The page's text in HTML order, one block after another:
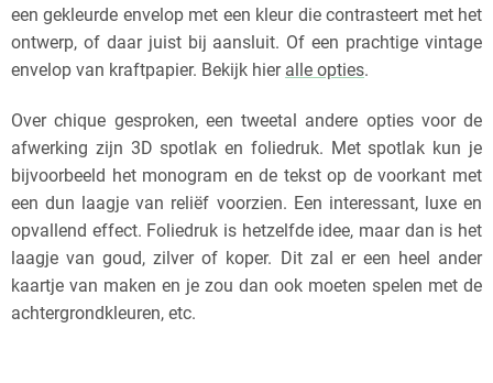
een gekleurde envelop met een kleur die contrasteert met het
ontwerp, of daar juist bij aansluit. Of een prachtige vintage
envelop van kraftpapier. Bekijk hier alle opties.
Over chique gesproken, een tweetal andere opties voor de
afwerking zijn 3D spotlak en foliedruk. Met spotlak kun je
bijvoorbeeld het monogram en de tekst op de voorkant met
een dun laagje van reliëf voorzien. Een interessant, luxe en
opvallend effect. Foliedruk is hetzelfde idee, maar dan is het
laagje van goud, zilver of koper. Dit zal er een heel ander
kaartje van maken en je zou dan ook moeten spelen met de
achtergrondkleuren, etc.